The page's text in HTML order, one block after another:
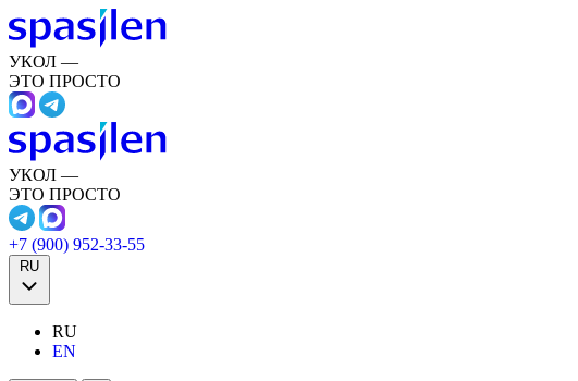
УКОЛ —
ЭТО ПРОСТО
УКОЛ —
ЭТО ПРОСТО
+7 (900) 952-33-55
RU
RU
EN